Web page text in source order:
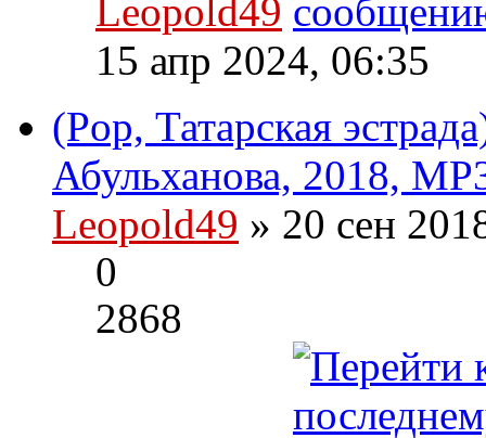
Leopold49
15 апр 2024, 06:35
(Pop, Татарская
Абульханова, 2018,
Leopold49 » 20 сен
0
2868